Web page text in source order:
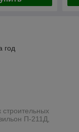
год
П-211Д,